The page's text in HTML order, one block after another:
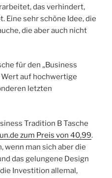
das verhindert,
Eine sehr schöne Idee, die
die aber auch nicht
für den „Business
auf hochwertige
letzten
Tradition B Tasche
zum Preis von 40,99.
wenn man sich aber die
das gelungene Design
Investition allemal,